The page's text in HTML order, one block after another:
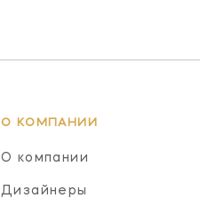
О КОМПАНИИ
О компании
Дизайнеры